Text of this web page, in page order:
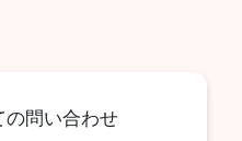
の問い合わせ